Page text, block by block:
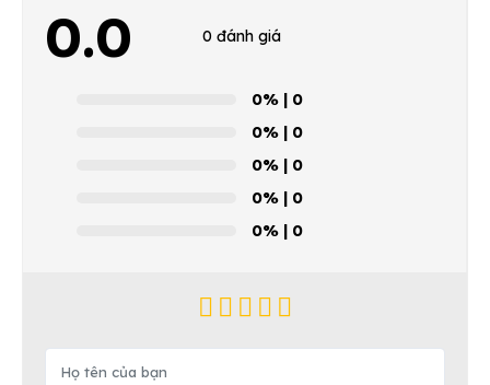
0.0 0 đánh giá
0% | 0
0% | 0
0% | 0
0% | 0
0% | 0